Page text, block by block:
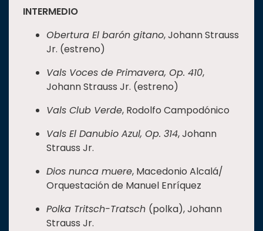
INTERMEDIO
Obertura El barón gitano, Johann Strauss
Jr. (estreno)
Vals Voces de Primavera, Op. 410,
Johann Strauss Jr. (estreno)
Vals Club Verde, Rodolfo Campodónico
Vals El Danubio Azul, Op. 314, Johann
Strauss Jr.
Dios nunca muere, Macedonio Alcalá/
Orquestación de Manuel Enríquez
Polka Tritsch-Tratsch (polka), Johann
Strauss Jr.